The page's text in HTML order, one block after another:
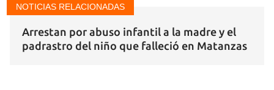
NOTICIAS RELACIONADAS
Arrestan por abuso infantil a la madre y el
padrastro del niño que falleció en Matanzas